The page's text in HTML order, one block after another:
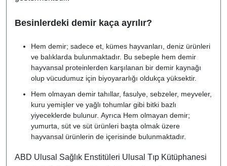
Besinlerdeki demir kaça ayrılır?
Hem demir; sadece et, kümes hayvanları, deniz ürünleri
ve balıklarda bulunmaktadır. Bu sebeple hem demir
hayvansal proteinlerden karşılanan bir demir kaynağı
olup vücudumuz için biyoyararlığı oldukça yüksektir.
Hem olmayan demir tahıllar, fasulye, sebzeler, meyveler,
kuru yemişler ve yağlı tohumlar gibi bitki bazlı
yiyeceklerde bulunur. Ayrıca Hem olmayan demir;
yumurta, süt ve süt ürünleri başta olmak üzere
hayvansal ürünlerin de içerisinde bulunmaktadır.
ABD Ulusal Sağlık Enstitüleri Ulusal Tıp Kütüphanesi